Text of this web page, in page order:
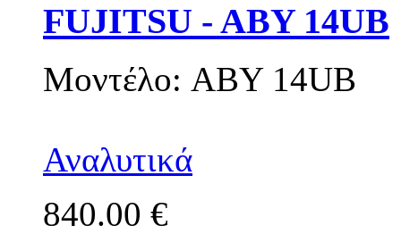
FUJITSU - ABY 14UB
Μοντέλο: ABY 14UB
Αναλυτικά
840.00 €